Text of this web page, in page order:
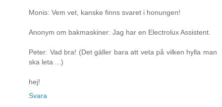
Monis: Vem vet, kanske finns svaret i honungen!
Anonym om bakmaskiner: Jag har en Electrolux Assistent.
Peter: Vad bra! (Det gäller bara att veta på vilken hylla man
ska leta ...)
hej!
Svara